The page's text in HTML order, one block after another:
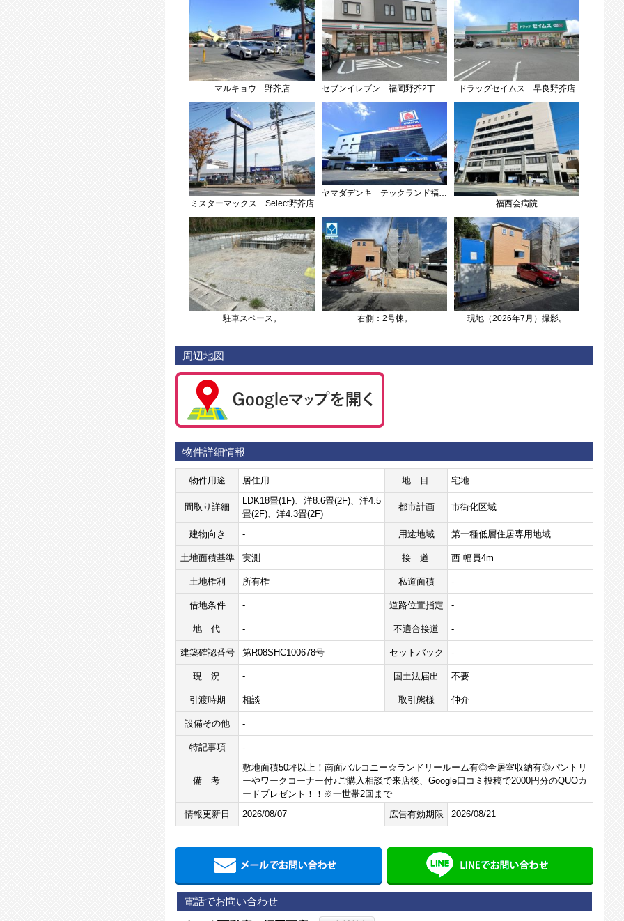
マルキョウ 野芥店 ドラッグセイムス 早良野芥店
ミスターマックス Select野芥店
ヤマダデンキ テックランド福岡賀茂店
福西会病院
駐車スペース。 右側：2号棟。 現地（2026年7月）撮影。
周辺地図
物件詳細情報
物件用途 居住用 地目 宅地
間取り詳細
LDK18畳(1F)、洋8.6畳(2F)、洋4.5
畳(2F)、洋4.3畳(2F)
都市計画 市街化区域
建物向き - 用途地域 第一種低層住居専用地域
土地面積基準 実測 接道 西 幅員4m
土地権利 所有権 私道面積 -
借地条件 - 道路位置指定 -
地代 - 不適合接道 -
建築確認番号 第R08SHC100678号 セットバック -
現況 - 国土法届出 不要
引渡時期 相談 取引態様 仲介
設備その他 -
特記事項 -
備考
敷地面積50坪以上！南面バルコニー☆ランドリールーム有◎全居室収納有◎パントリ
ーやワークコーナー付♪ご購入相談で来店後、Google口コミ投稿で2000円分のQUOカ
ードプレゼント！！※一世帯2回まで
情報更新日
2026/08/07 広告有効期限 2026/08/21
メールでお問い合わせ
電話でお問い合わせ